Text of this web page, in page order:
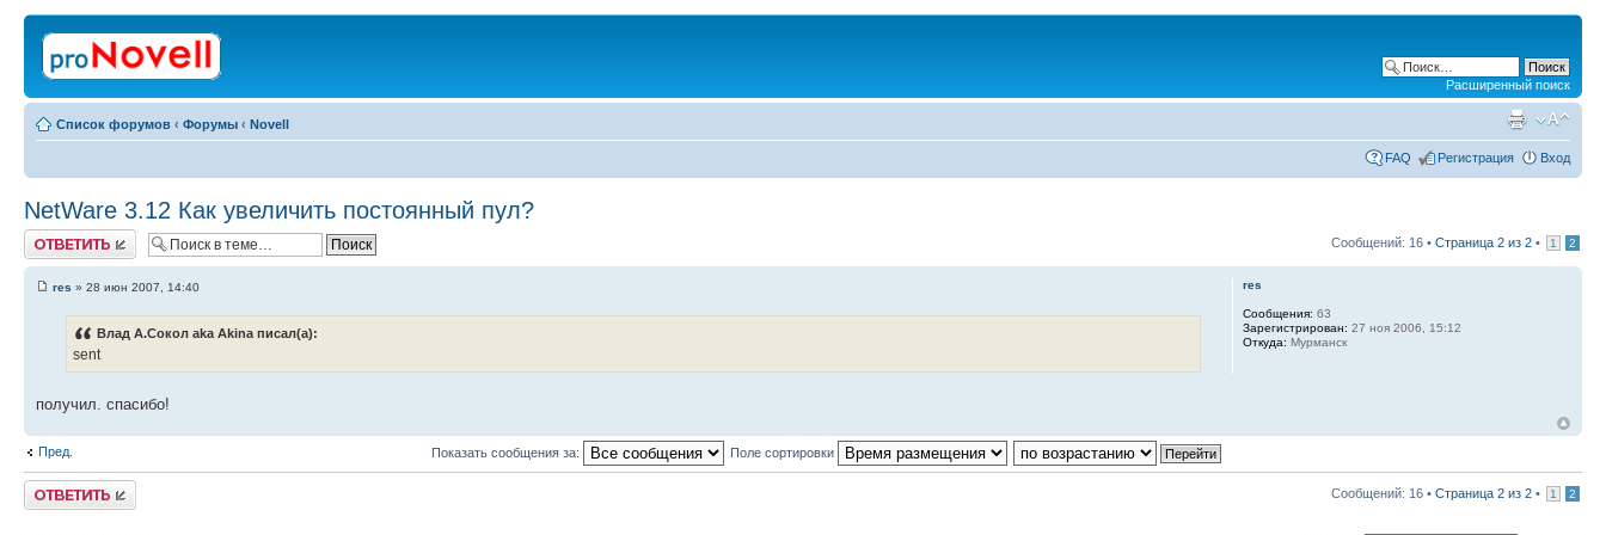
Расширенный поиск
Список форумов ‹ Форумы ‹ Novell
FAQ Регистрация Вход
NetWare 3.12 Как увеличить постоянный пул?
Ответить Сообщений: 16 • Страница 2 из 2 • 1 2
res » 28 июн 2007, 14:40
Влад А.Сокол aka Akina писал(а):
sent
получил. спасибо!
res
Сообщения: 63
Зарегистрирован: 27 ноя 2006, 15:12
Откуда: Мурманск
Пред. Показать сообщения за: Поле сортировки
Ответить Сообщений: 16 • Страница 2 из 2 • 1 2